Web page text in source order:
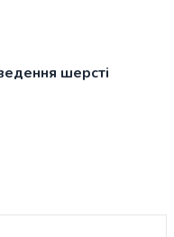
шерсті